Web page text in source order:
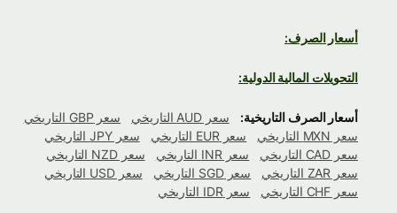
أسعار الصرف:
التحويلات المالية الدولية:
أسعار الصرف التاريخية: سعر AUD التاريخي
سعر GBP التاريخي
سعر MXN التاريخي
سعر EUR التاريخي
سعر JPY التاريخي
سعر CAD التاريخي
سعر INR التاريخي
سعر NZD التاريخي
سعر ZAR التاريخي
سعر SGD التاريخي
سعر USD التاريخي
سعر CHF التاريخي
سعر IDR التاريخي